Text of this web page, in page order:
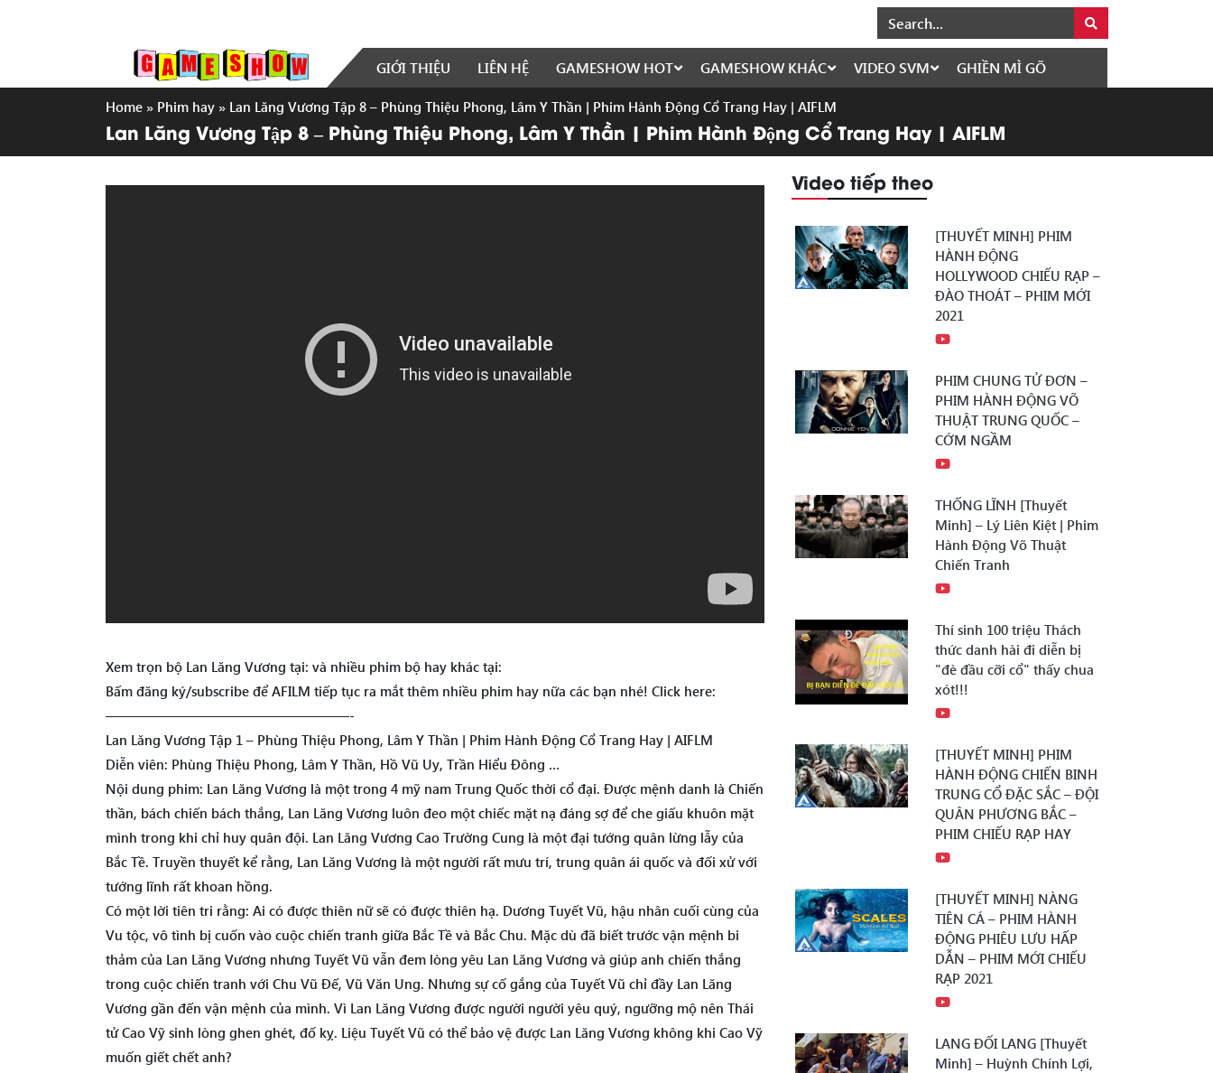
GIỚI THIỆU LIÊN HỆ GAMESHOW HOT GAMESHOW KHÁC VIDEO SVM GHIỀN MÌ GÕ
Home » Phim hay » Lan Lăng Vương Tập 8 – Phùng Thiệu Phong, Lâm Y Thần | Phim Hành Động Cổ Trang Hay | AIFLM
Lan Lăng Vương Tập 8 – Phùng Thiệu Phong, Lâm Y Thần | Phim Hành Động Cổ Trang Hay | AIFLM
Xem trọn bộ Lan Lăng Vương tại: và nhiều phim bộ hay khác tại:
Bấm đăng ký/subscribe để AFILM tiếp tục ra mắt thêm nhiều phim hay nữa các bạn nhé! Click here:
——————————————————-
Lan Lăng Vương Tập 1 – Phùng Thiệu Phong, Lâm Y Thần | Phim Hành Động Cổ Trang Hay | AIFLM
Diễn viên: Phùng Thiệu Phong, Lâm Y Thần, Hồ Vũ Uy, Trần Hiểu Đông …
Nội dung phim: Lan Lăng Vương là một trong 4 mỹ nam Trung Quốc thời cổ đại. Được mệnh danh là Chiến
thần, bách chiến bách thắng, Lan Lăng Vương luôn đeo một chiếc mặt nạ đáng sợ để che giấu khuôn mặt
mình trong khi chỉ huy quân đội. Lan Lăng Vương Cao Trường Cung là một đại tướng quân lừng lẫy của
Bắc Tề. Truyền thuyết kể rằng, Lan Lăng Vương là một người rất mưu trí, trung quân ái quốc và đối xử với
tướng lĩnh rất khoan hồng.
Có một lời tiên tri rằng: Ai có được thiên nữ sẽ có được thiên hạ. Dương Tuyết Vũ, hậu nhân cuối cùng của
Vu tộc, vô tình bị cuốn vào cuộc chiến tranh giữa Bắc Tề và Bắc Chu. Mặc dù đã biết trước vận mệnh bi
thảm của Lan Lăng Vương nhưng Tuyết Vũ vẫn đem lòng yêu Lan Lăng Vương và giúp anh chiến thắng
trong cuộc chiến tranh với Chu Vũ Đế, Vũ Văn Ung. Nhưng sự cố gắng của Tuyết Vũ chỉ đầy Lan Lăng
Vương gần đến vận mệnh của mình. Vì Lan Lăng Vương được người người yêu quý, ngưỡng mộ nên Thái
tử Cao Vỹ sinh lòng ghen ghét, đố kỵ. Liệu Tuyết Vũ có thể bảo vệ được Lan Lăng Vương không khi Cao Vỹ
muốn giết chết anh?
Video tiếp theo
[THUYẾT MINH] PHIM
HÀNH ĐỘNG
HOLLYWOOD CHIẾU RẠP –
ĐÀO THOÁT – PHIM MỚI
2021
PHIM CHUNG TỬ ĐƠN –
PHIM HÀNH ĐỘNG VÕ
THUẬT TRUNG QUỐC –
CỚM NGẦM
THỐNG LĨNH [Thuyết
Minh] – Lý Liên Kiệt | Phim
Hành Động Võ Thuật
Chiến Tranh
Thí sinh 100 triệu Thách
thức danh hài đi diễn bị
"đè đầu cỡi cổ" thấy chua
xót!!!
[THUYẾT MINH] PHIM
HÀNH ĐỘNG CHIẾN BINH
TRUNG CỔ ĐẶC SẮC – ĐỘI
QUÂN PHƯƠNG BẮC –
PHIM CHIẾU RẠP HAY
[THUYẾT MINH] NÀNG
TIÊN CÁ – PHIM HÀNH
ĐỘNG PHIÊU LƯU HẤP
DẪN – PHIM MỚI CHIẾU
RẠP 2021
LANG ĐỐI LANG [Thuyết
Minh] – Huỳnh Chính Lợi,